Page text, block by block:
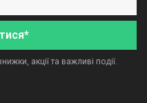
акції та важливі події.